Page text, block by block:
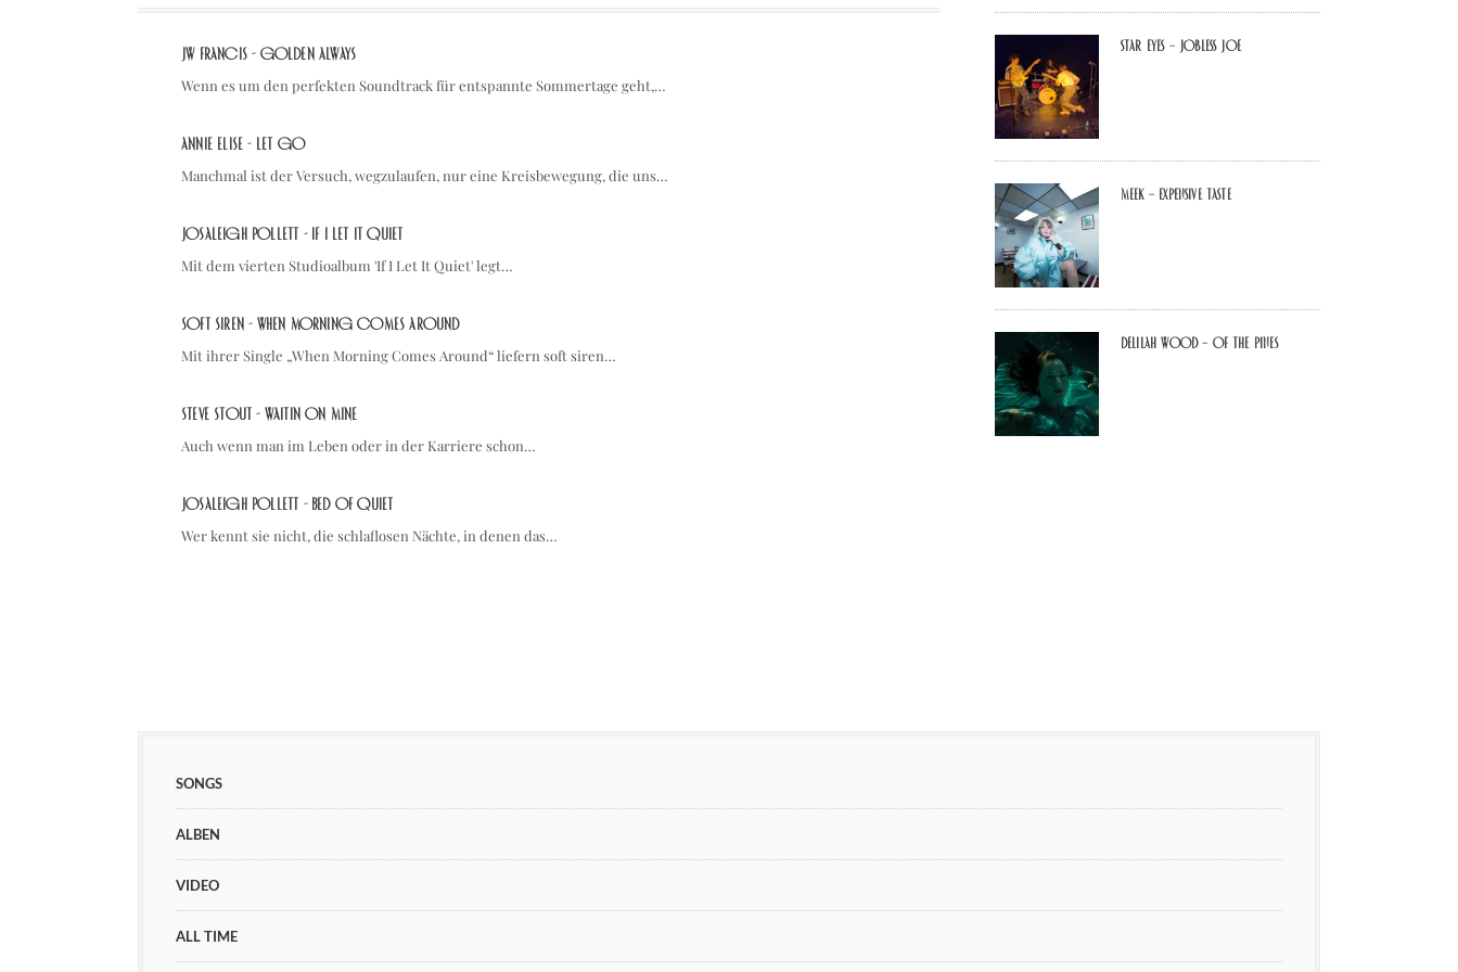
JW Francis - Golden Always
Wenn es um den perfekten Soundtrack für entspannte Sommertage geht,…
Annie Elise - let go
Manchmal ist der Versuch, wegzulaufen, nur eine Kreisbewegung, die uns…
Josaleigh Pollett - If I Let It Quiet
Mit dem vierten Studioalbum 'If I Let It Quiet' legt…
soft siren - When Morning Comes Around
Mit ihrer Single „When Morning Comes Around“ liefern soft siren…
Steve Stout - waitin on mine
Auch wenn man im Leben oder in der Karriere schon…
Josaleigh Pollett - Bed of Quiet
Wer kennt sie nicht, die schlaflosen Nächte, in denen das…
Star Eyes – Jobless Joe
MEEK – Expensive Taste
Delilah Wood – of the pines
SONGS
ALBEN
VIDEO
ALL TIME